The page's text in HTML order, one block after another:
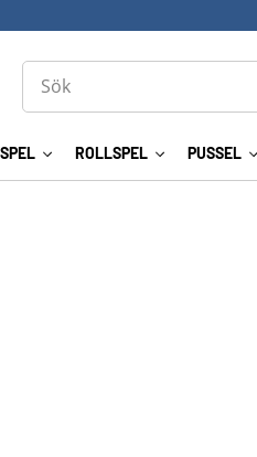
ROLLSPEL PUSSEL